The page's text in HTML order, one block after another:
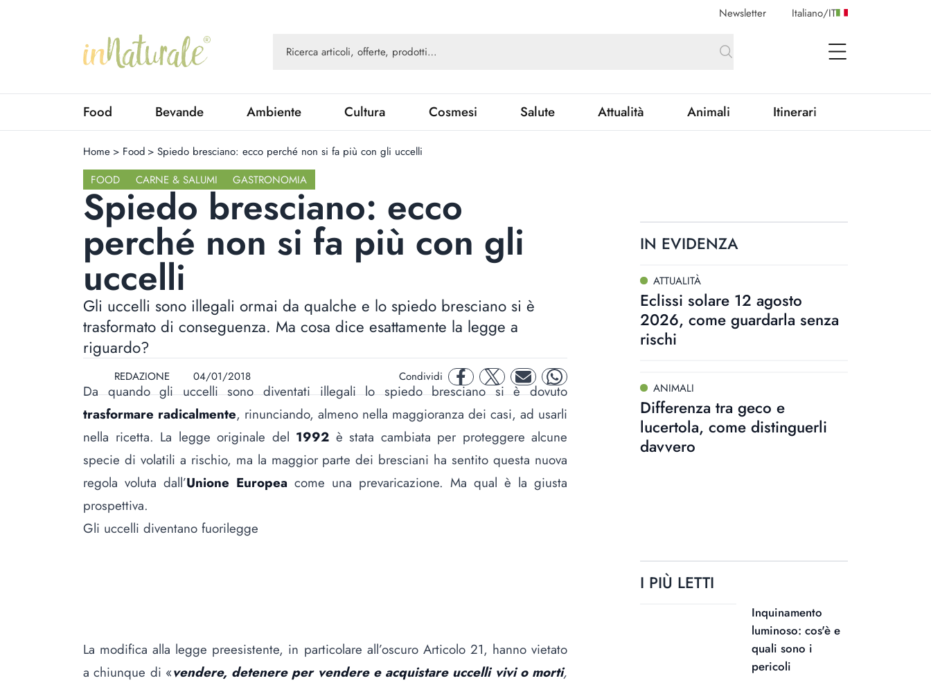
Newsletter Italiano/IT
open Menu
Food Bevande Ambiente Cultura Cosmesi Salute Attualità Animali Itinerari
Home > Food > Spiedo bresciano: ecco perché non si fa più con gli uccelli
FOOD
CARNE & SALUMI GASTRONOMIA
Spiedo bresciano: ecco
perché non si fa più con gli
uccelli
Gli uccelli sono illegali ormai da qualche e lo spiedo bresciano si è
trasformato di conseguenza. Ma cosa dice esattamente la legge a
riguardo?
REDAZIONE 04/01/2018 Condividi facebooktwitter mail whatsapp
Da quando gli uccelli sono diventati illegali lo spiedo bresciano si è dovuto
trasformare radicalmente, rinunciando, almeno nella maggioranza dei casi, ad usarli
nella ricetta. La legge originale del 1992 è stata cambiata per proteggere alcune
specie di volatili a rischio, ma la maggior parte dei bresciani ha sentito questa nuova
regola voluta dall’Unione Europea come una prevaricazione. Ma qual è la giusta
prospettiva.
Gli uccelli diventano fuorilegge
La modifica alla legge preesistente, in particolare all’oscuro Articolo 21, hanno vietato
a chiunque di «vendere, detenere per vendere e acquistare uccelli vivi o morti,
IN EVIDENZA
ATTUALITÀ
Eclissi solare 12 agosto
2026, come guardarla senza
rischi
ANIMALI
Differenza tra geco e
lucertola, come distinguerli
davvero
I PIÙ LETTI
Inquinamento
luminoso: cos'è e
quali sono i
pericoli